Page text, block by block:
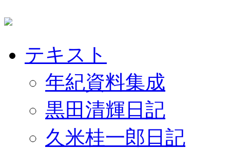
テキスト
年紀資料集成
黒田清輝日記
久米桂一郎日記